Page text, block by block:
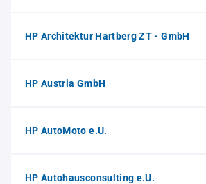
HP Architektur Hartberg ZT - GmbH
HP Austria GmbH
HP AutoMoto e.U.
HP Autohausconsulting e.U.